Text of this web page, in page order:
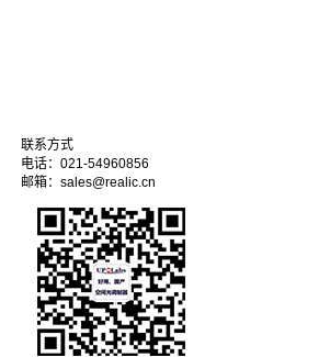
联系方式
电话：021-54960856
邮箱：sales@realic.cn